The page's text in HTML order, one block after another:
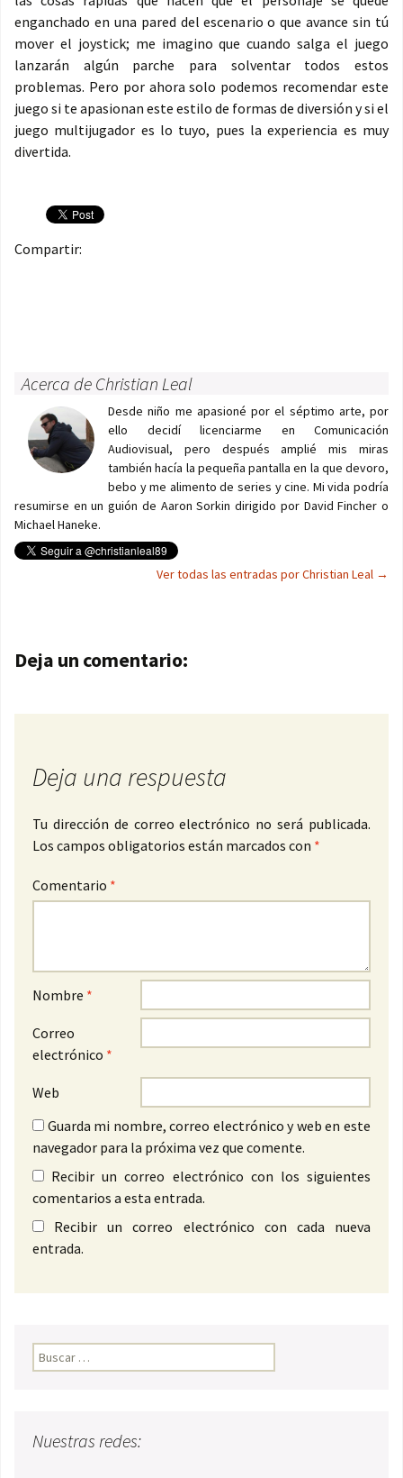
enganchado en una pared del escenario o que avance sin tú
mover el joystick; me imagino que cuando salga el juego
lanzarán algún parche para solventar todos estos
problemas. Pero por ahora solo podemos recomendar este
juego si te apasionan este estilo de formas de diversión y si el
juego multijugador es lo tuyo, pues la experiencia es muy
divertida.
Compartir:
Acerca de Christian Leal
Desde niño me apasioné por el séptimo arte, por
ello decidí licenciarme en Comunicación
Audiovisual, pero después amplié mis miras
también hacía la pequeña pantalla en la que devoro,
bebo y me alimento de series y cine. Mi vida podría
resumirse en un guión de Aaron Sorkin dirigido por David Fincher o
Michael Haneke.
Ver todas las entradas por Christian Leal →
Navegación de entradas
Deja un comentario:
Deja una respuesta
Tu dirección de correo electrónico no será publicada.
Los campos obligatorios están marcados con *
Comentario *
Nombre *
Correo
electrónico *
Web
Guarda mi nombre, correo electrónico y web en este
navegador para la próxima vez que comente.
Recibir un correo electrónico con los siguientes
comentarios a esta entrada.
Recibir un correo electrónico con cada nueva
entrada.
Buscar:
Nuestras redes: